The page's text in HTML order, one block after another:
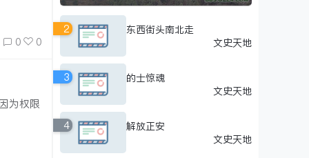
0 0
为权限
2
东西街头南北走
文史天地
3
的士惊魂
文史天地
4
解放正安
文史天地